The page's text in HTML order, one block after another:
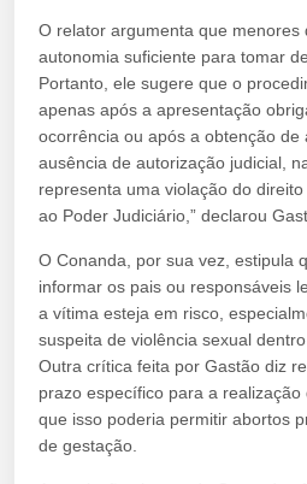
O relator argumenta que menores
autonomia suficiente para tomar
Portanto, ele sugere que o
apenas após a apresentação
ocorrência ou após a obtenção de
ausência de autorização judicial,
representa uma violação do
ao Poder Judiciário,” declarou
O Conanda, por sua vez, estipula
informar os pais ou responsáveis
a vítima esteja em risco,
suspeita de violência sexual
Outra crítica feita por Gastão diz
prazo específico para a
que isso poderia permitir abortos
de gestação.